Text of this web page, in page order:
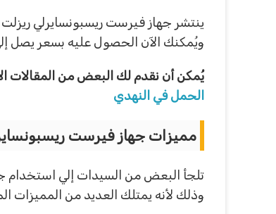
ينتشر جهاز فيرست ريسبونسايرلي ريزلت
ويُمكنك الآن الحصول عليه بسعر يصل إلي حوالي 90
يُمكن أن نقدم لك البعض من المقالات
الحمل في النهدي
مميزات جهاز فيرست
تلجأ البعض من السيدات إلي استخدام
وذلك لأنه يمتلك العديد من المميزات